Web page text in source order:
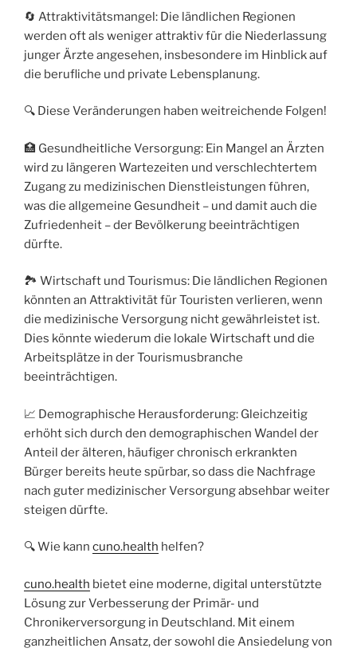
🔄 Attraktivitätsmangel: Die ländlichen Regionen
werden oft als weniger attraktiv für die Niederlassung
junger Ärzte angesehen, insbesondere im Hinblick auf
die berufliche und private Lebensplanung.
🔍 Diese Veränderungen haben weitreichende Folgen!
🏥 Gesundheitliche Versorgung: Ein Mangel an Ärzten
wird zu längeren Wartezeiten und verschlechtertem
Zugang zu medizinischen Dienstleistungen führen,
was die allgemeine Gesundheit – und damit auch die
Zufriedenheit – der Bevölkerung beeinträchtigen
dürfte.
🏞️ Wirtschaft und Tourismus: Die ländlichen Regionen
könnten an Attraktivität für Touristen verlieren, wenn
die medizinische Versorgung nicht gewährleistet ist.
Dies könnte wiederum die lokale Wirtschaft und die
Arbeitsplätze in der Tourismusbranche
beeinträchtigen.
📈 Demographische Herausforderung: Gleichzeitig
erhöht sich durch den demographischen Wandel der
Anteil der älteren, häufiger chronisch erkrankten
Bürger bereits heute spürbar, so dass die Nachfrage
nach guter medizinischer Versorgung absehbar weiter
steigen dürfte.
🔍 Wie kann cuno.health helfen?
cuno.health bietet eine moderne, digital unterstützte
Lösung zur Verbesserung der Primär- und
Chronikerversorgung in Deutschland. Mit einem
ganzheitlichen Ansatz, der sowohl die Ansiedelung von